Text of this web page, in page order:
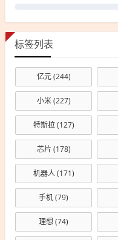
标签列表
亿元(244)
小米(227)
特斯拉(127)
芯片 (178)
机器人(171)
手机(79)
理想(74)